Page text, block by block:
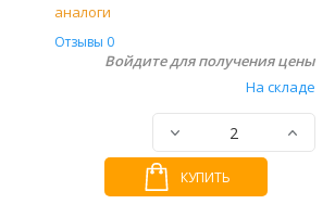
аналоги
Отзывы 0
Войдите для получения цены
На складе
КУПИТЬ